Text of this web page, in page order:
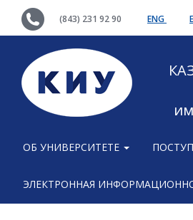
(843) 231 92 90 ENG
ОБ УНИВЕРСИТЕТЕ
ЭЛЕКТРОННАЯ